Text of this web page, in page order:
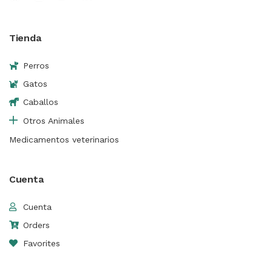
Tienda
Perros
Gatos
Caballos
Otros Animales
Medicamentos veterinarios
Cuenta
Cuenta
Orders
Favorites